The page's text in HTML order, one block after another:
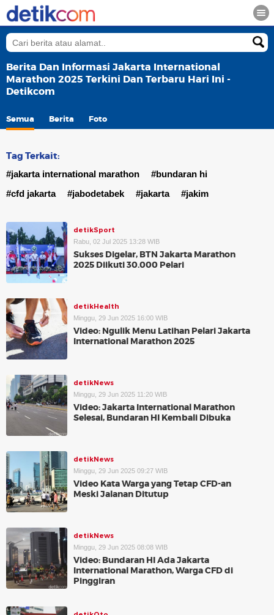
Berita Dan Informasi Jakarta International
Marathon 2025 Terkini Dan Terbaru Hari Ini -
Detikcom
Semua Berita Foto
Tag Terkait:
#jakarta international marathon
#bundaran hi
#cfd jakarta
#jabodetabek #jakarta #jakim
detikSport
Rabu, 02 Jul 2025 13:28 WIB
Sukses Digelar, BTN Jakarta Marathon
2025 Diikuti 30.000 Pelari
detikHealth
Minggu, 29 Jun 2025 16:00 WIB
Video: Ngulik Menu Latihan Pelari Jakarta
International Marathon 2025
detikNews
Minggu, 29 Jun 2025 11:20 WIB
Video: Jakarta International Marathon
Selesai, Bundaran HI Kembali Dibuka
detikNews
Minggu, 29 Jun 2025 09:27 WIB
Video Kata Warga yang Tetap CFD-an
Meski Jalanan Ditutup
detikNews
Minggu, 29 Jun 2025 08:08 WIB
Video: Bundaran HI Ada Jakarta
International Marathon, Warga CFD di
Pinggiran